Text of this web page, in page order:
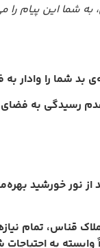
به شما این پیام
شما را وادار به
رسیدگی به
نور خورشید
قناس، تمام
به احتیاجات